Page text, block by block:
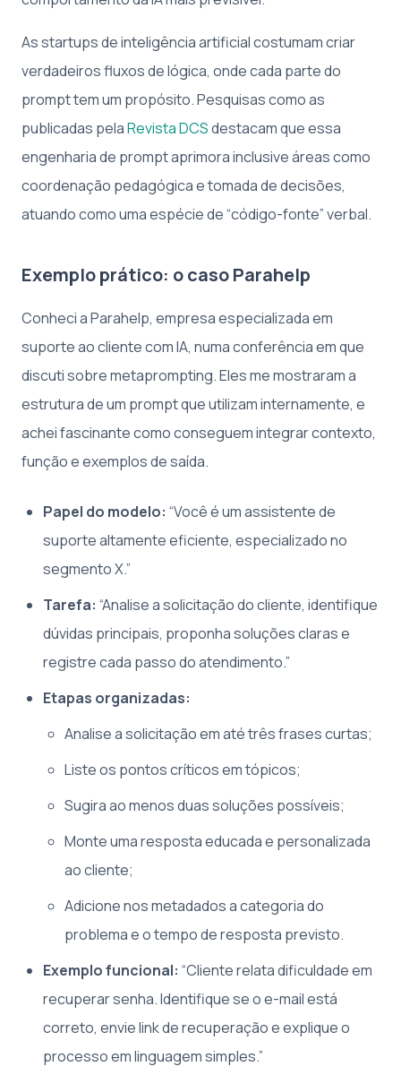
As startups de inteligência artificial costumam criar
verdadeiros fluxos de lógica, onde cada parte do
prompt tem um propósito. Pesquisas como as
publicadas pelaRevista DCSdestacam que essa
engenharia de prompt aprimora inclusive áreas como
coordenação pedagógica e tomada de decisões,
atuando como uma espécie de “código-fonte” verbal.
Exemplo prático: o caso Parahelp
Conheci a Parahelp, empresa especializada em
suporte ao cliente com IA, numa conferência em que
discuti sobre metaprompting. Eles me mostraram a
estrutura de um prompt que utilizam internamente, e
achei fascinante como conseguem integrar contexto,
função e exemplos de saída.
Papel do modelo: “Você é um assistente de
suporte altamente eficiente, especializado no
segmento X.”
Tarefa: “Analise a solicitação do cliente, identifique
dúvidas principais, proponha soluções claras e
registre cada passo do atendimento.”
Etapas organizadas:
Analise a solicitação em até três frases curtas;
Liste os pontos críticos em tópicos;
Sugira ao menos duas soluções possíveis;
Monte uma resposta educada e personalizada
ao cliente;
Adicione nos metadados a categoria do
problema e o tempo de resposta previsto.
Exemplo funcional: “Cliente relata dificuldade em
recuperar senha. Identifique se o e-mail está
correto, envie link de recuperação e explique o
processo em linguagem simples.”